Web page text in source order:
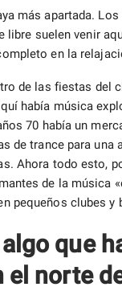
más apartada.
libre suelen venir
en la
de las fiestas del
había música
70 había un
de trance para una
Ahora todo esto,
de la música
pequeños clubes y
que
el norte